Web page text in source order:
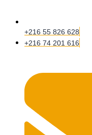
+216 55 826 628
+216 74 201 616